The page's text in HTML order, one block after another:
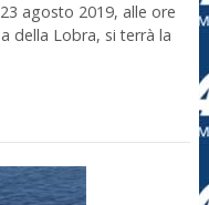
agosto 2019, alle ore
della Lobra, si terrà la